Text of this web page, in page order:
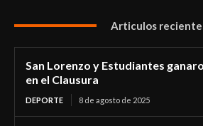
Articulos
San Lorenzo y Estudiantes
en el Clausura
DEPORTE 8 de agosto de 2025